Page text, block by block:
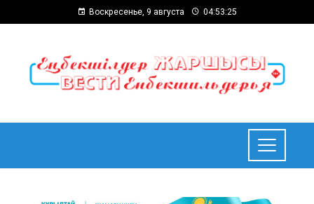
Воскресенье, 9 августа 04:53:26